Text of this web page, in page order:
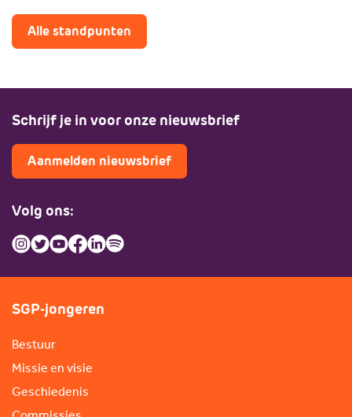
Alle standpunten
Schrijf je in voor onze nieuwsbrief
Aanmelden nieuwsbrief
Volg ons:
SGP-jongeren
Bestuur
Missie en visie
Geschiedenis